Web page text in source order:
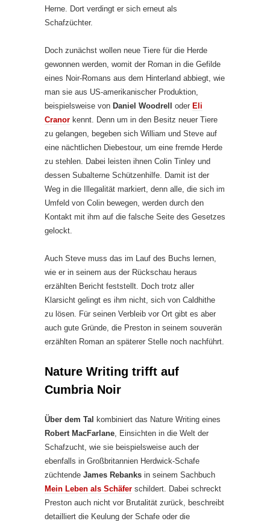
Herne. Dort verdingt er sich erneut als
Schafzüchter.
Doch zunächst wollen neue Tiere für die Herde
gewonnen werden, womit der Roman in die Gefilde
eines Noir-Romans aus dem Hinterland abbiegt, wie
man sie aus US-amerikanischer Produktion,
beispielsweise von Daniel Woodrell oder Eli
Cranor kennt. Denn um in den Besitz neuer Tiere
zu gelangen, begeben sich William und Steve auf
eine nächtlichen Diebestour, um eine fremde Herde
zu stehlen. Dabei leisten ihnen Colin Tinley und
dessen Subalterne Schützenhilfe. Damit ist der
Weg in die Illegalität markiert, denn alle, die sich im
Umfeld von Colin bewegen, werden durch den
Kontakt mit ihm auf die falsche Seite des Gesetzes
gelockt.
Auch Steve muss das im Lauf des Buchs lernen,
wie er in seinem aus der Rückschau heraus
erzählten Bericht feststellt. Doch trotz aller
Klarsicht gelingt es ihm nicht, sich von Caldhithe
zu lösen. Für seinen Verbleib vor Ort gibt es aber
auch gute Gründe, die Preston in seinem souverän
erzählten Roman an späterer Stelle noch nachführt.
Nature Writing trifft auf
Cumbria Noir
Über dem Tal
kombiniert das Nature Writing eines
Robert MacFarlane , Einsichten in die Welt der
Schafzucht, wie sie beispielsweise auch der
ebenfalls in Großbritannien Herdwick-Schafe
züchtende James Rebanks in seinem Sachbuch
Mein Leben als Schäfer schildert. Dabei schreckt
Preston auch nicht vor Brutalität zurück, beschreibt
detailliert die Keulung der Schafe oder die